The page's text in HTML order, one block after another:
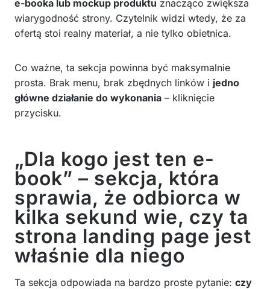
e-booka lub mockup produktu znacząco zwiększa
wiarygodność strony. Czytelnik widzi wtedy, że za
ofertą stoi realny materiał, a nie tylko obietnica.
Co ważne, ta sekcja powinna być maksymalnie
prosta. Brak menu, brak zbędnych linków i jedno
główne działanie do wykonania – kliknięcie
przycisku.
„Dla kogo jest ten e-
book” – sekcja, która
sprawia, że odbiorca w
kilka sekund wie, czy ta
strona landing page jest
właśnie dla niego
Ta sekcja odpowiada na bardzo proste pytanie: czy